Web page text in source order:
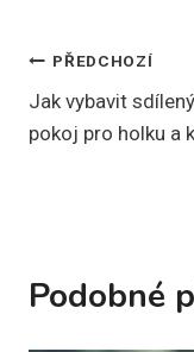
Navigace
pro
PŘEDCHOZÍ
Jak vybavit sdílený
pokoj pro holku a
Podobné